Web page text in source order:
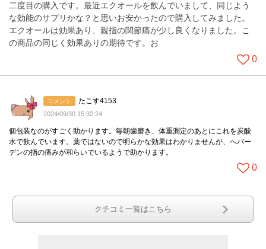
二度目の購入です。最近エクオールを飲んでいまして、同じよう
な効能のサプリかな？と思いお安かったので購入してみました。
エクオールは効果あり、親指の関節痛が少し良くなりました。こ
の商品の同じく効果ありの期待です。お
0
コメント たこす4153
2024/09/30 15:32:24
個包装なのがすごく助かります。毎朝歯磨き、体重測定のあとにこれを炭酸
水で飲んでいます。薬ではないので明らかな効果はわかりませんが、へバー
デンの指の痛みが和らいでいるようで助かります。
0
クチコミ一覧はこちら